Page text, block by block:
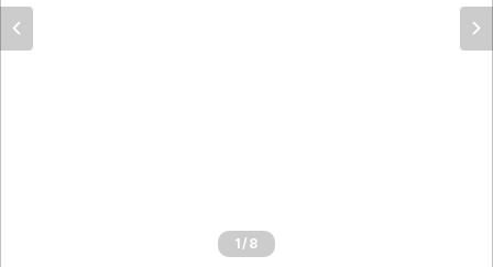
1 /8